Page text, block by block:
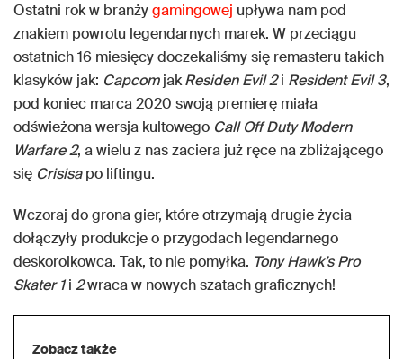
Ostatni rok w branżygamingowej upływa nam pod
znakiem powrotu legendarnych marek. W przeciągu
ostatnich 16 miesięcy doczekaliśmy się remasteru takich
klasyków jak: CapcomjakResiden Evil 2i Resident Evil 3,
pod koniec marca 2020 swoją premierę miała
odświeżona wersja kultowego Call Off Duty Modern
Warfare 2, a wielu z nas zaciera już ręce na zbliżającego
się Crisisapo liftingu.
Wczoraj do grona gier, które otrzymają drugie życia
dołączyły produkcje o przygodach legendarnego
deskorolkowca. Tak, to nie pomyłka. Tony Hawk’s Pro
Skater 1i 2wraca w nowych szatach graficznych!
Zobacz także